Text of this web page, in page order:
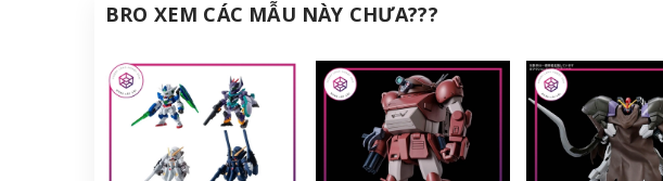
BRO XEM CÁC MẪU NÀY CHƯA???